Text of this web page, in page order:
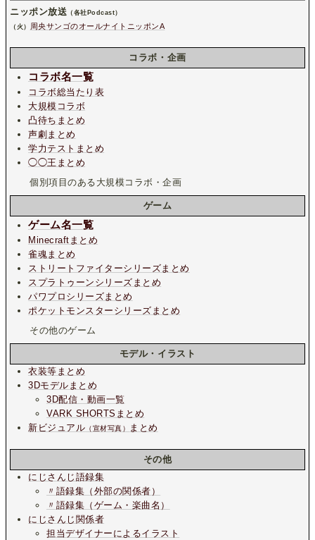
ニッポン放送 （各社Podcast）
（火）
周央サンゴのオールナイトニッポンA
コラボ・企画
コラボ名一覧
コラボ総当たり表
大規模コラボ
凸待ちまとめ
声劇まとめ
学力テストまとめ
◯◯王まとめ
個別項目のある大規模コラボ・企画
ゲーム
ゲーム名一覧
Minecraftまとめ
雀魂まとめ
ストリートファイターシリーズまとめ
スプラトゥーンシリーズまとめ
パワプロシリーズまとめ
ポケットモンスターシリーズまとめ
その他のゲーム
モデル・イラスト
衣装等まとめ
3Dモデルまとめ
3D配信・動画一覧
VARK SHORTSまとめ
新ビジュアル （宣材写真） まとめ
その他
にじさんじ語録集
〃語録集（外部の関係者）
〃語録集（ゲーム・楽曲名）
にじさんじ関係者
担当デザイナーによるイラスト